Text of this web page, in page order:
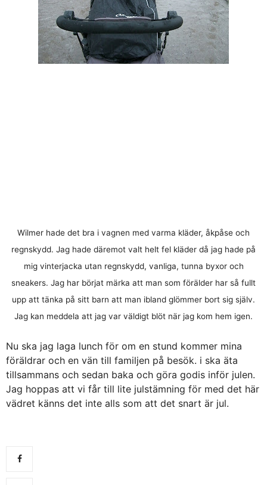
Wilmer hade det bra i vagnen med varma kläder, åkpåse och
regnskydd. Jag hade däremot valt helt fel kläder då jag hade på
mig vinterjacka utan regnskydd, vanliga, tunna byxor och
sneakers. Jag har börjat märka att man som förälder har så fullt
upp att tänka på sitt barn att man ibland glömmer bort sig själv.
Jag kan meddela att jag var väldigt blöt när jag kom hem igen.
Nu ska jag laga lunch för om en stund kommer mina
föräldrar och en vän till familjen på besök. i ska äta
tillsammans och sedan baka och göra godis inför julen.
Jag hoppas att vi får till lite julstämning för med det här
vädret känns det inte alls som att det snart är jul.